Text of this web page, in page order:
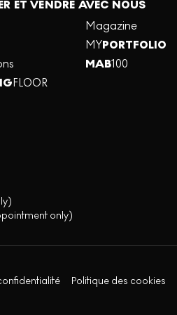
ET VENDRE AVEC NOUS
FLOOR
Magazine
MYPORTFOLIO
MAB100
only)
Politique des cookies